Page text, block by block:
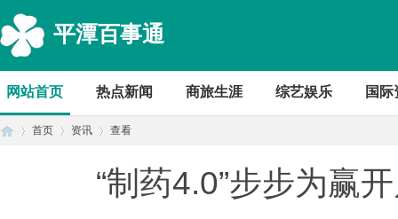
平潭百事通
网站首页 热点新闻 商旅生涯 综艺娱乐 国际
首页 资讯 查看
“制药4.0”步步为赢